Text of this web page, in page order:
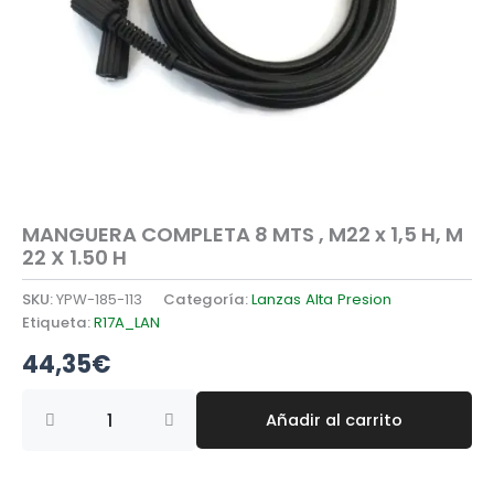
MANGUERA COMPLETA 8 MTS , M22 x 1,5 H, M
22 X 1.50 H
SKU:YPW-185-113 Categoría:Lanzas Alta Presion
Etiqueta:R17A_LAN
44,35€
COMPLETA
Añadir al carrito